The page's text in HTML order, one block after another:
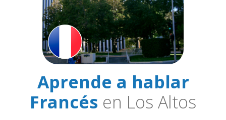
Aprende a hablar
Francés en Los Altos